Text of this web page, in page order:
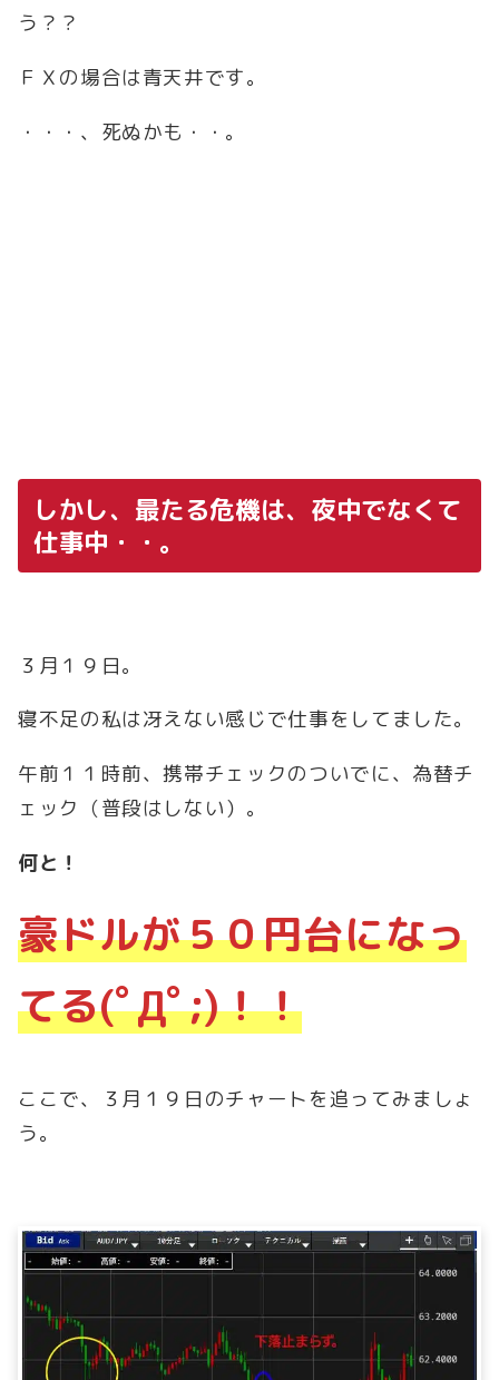
う？？
ＦＸの場合は青天井です。
・・・、死ぬかも・・。
しかし、最たる危機は、夜中でなくて
仕事中・・。
３月１９日。
寝不足の私は冴えない感じで仕事をしてました。
午前１１時前、携帯チェックのついでに、為替チ
ェック（普段はしない）。
何と！
豪ドルが５０円台になっ
てる(ﾟДﾟ;)！！
ここで、３月１９日のチャートを追ってみましょ
う。